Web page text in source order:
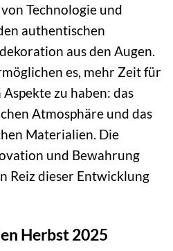
Technologie und
authentischen
aus den Augen.
es, mehr Zeit für
zu haben: das
Atmosphäre und das
Materialien. Die
und Bewahrung
Reiz dieser Entwicklung
Herbst 2025